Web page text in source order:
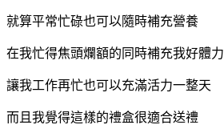
就算平常忙碌也可以隨時補充營養
在我忙得焦頭爛額的同時補充我好體力
讓我工作再忙也可以充滿活力一整天
而且我覺得這樣的禮盒很適合送禮